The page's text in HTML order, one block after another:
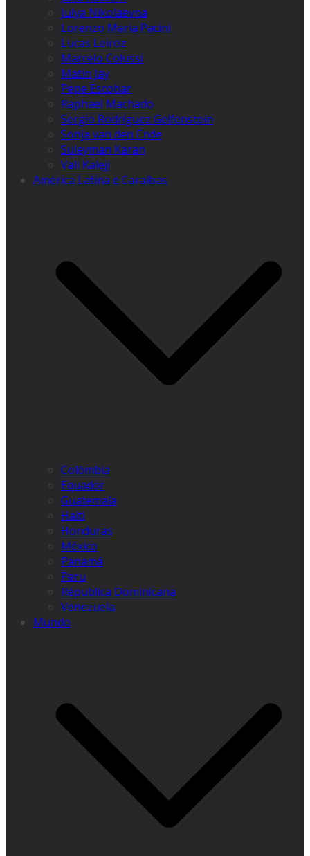
Julya Nikolaevna
Lorenzo Maria Pacini
Lucas Leiroz
Marcelo Colussi
Matin Jay
Pepe Escobar
Raphael Machado
Sergio Rodríguez Gelfenstein
Sonja van den Ende
Suleyman Karan
Vali Kaleji
América Latina e Caraíbas
Colômbia
Equador
Guatemala
Haiti
Honduras
México
Panamá
Peru
Républica Dominicana
Venezuela
Mundo